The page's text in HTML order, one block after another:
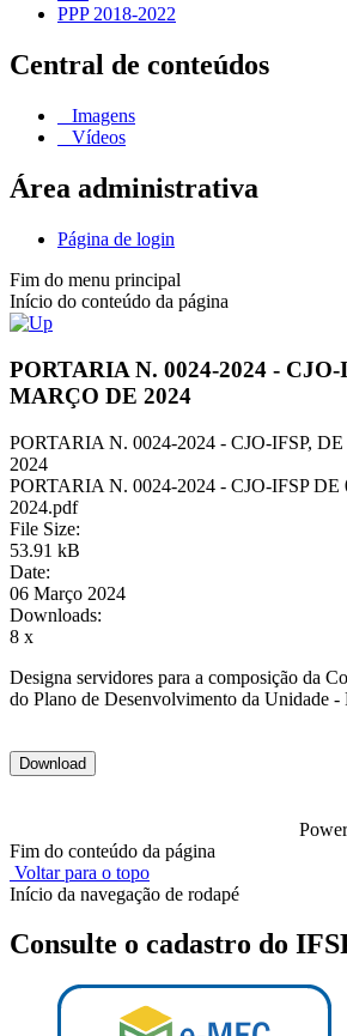
PPP 2018-2022
Central de conteúdos
Imagens
Vídeos
Área administrativa
Página de login
Fim do menu principal
Início do conteúdo da página
PORTARIA N. 0024-2024 - CJO-
MARÇO DE 2024
PORTARIA N. 0024-2024 - CJO-IFSP,
2024
PORTARIA N. 0024-2024 - CJO-IFSP
2024.pdf
File Size:
53.91 kB
Date:
06 Março 2024
Downloads:
8 x
Designa servidores para a composição da
do Plano de Desenvolvimento da Unidade -
Fim do conteúdo da página
Voltar para o topo
Início da navegação de rodapé
Consulte o cadastro do